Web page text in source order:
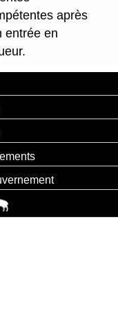
après
entrée en